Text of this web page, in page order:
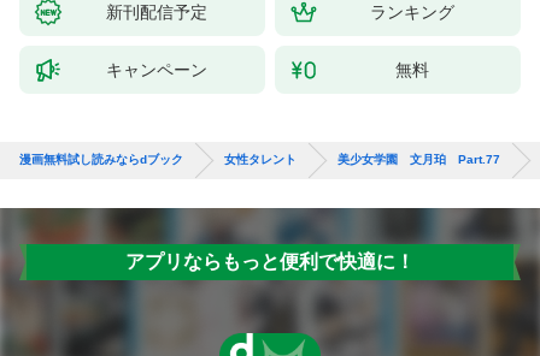
新刊配信予定 ランキング
キャンペーン 無料
漫画無料試し読みならdブック 女性タレント 美少女学園 文月珀 Part.77
アプリならもっと便利で快適に！